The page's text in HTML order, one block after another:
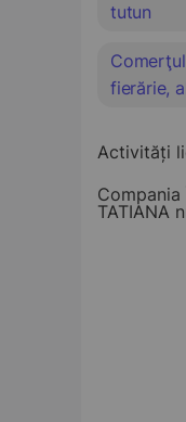
tutun
fierărie,
Activități
Compania
TATIANA